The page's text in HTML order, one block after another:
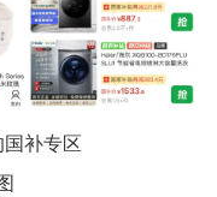
补专区